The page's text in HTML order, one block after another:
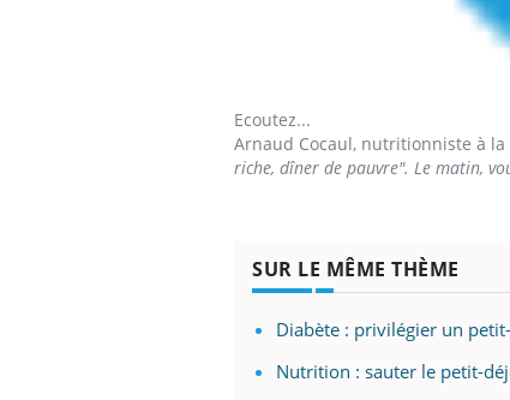
Ecoutez...
Arnaud Cocaul, nutritionniste à la
riche, dîner de pauvre". Le matin,
SUR LE MÊME THÈME
Diabète : privilégier un
Nutrition : sauter le petit-